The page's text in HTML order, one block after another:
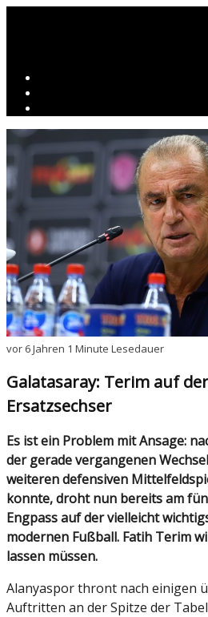
vor 6 Jahren 1 Minute Lesedauer
Galatasaray: Terim auf
Ersatzsechser
Es ist ein Problem mit Ansage: nachdem Galatasaray in
der gerade vergangenen
weiteren defensiven
konnte, droht nun bereits am
Engpass auf der vielleicht
modernen Fußball. Fatih Terim
lassen müssen.
Alanyaspor thront nach einigen
Auftritten an der Spitze der